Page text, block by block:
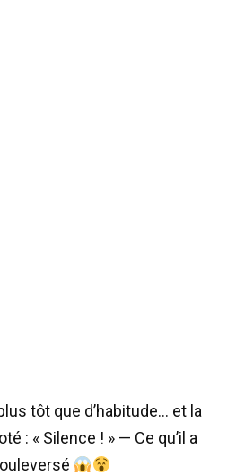
tôt que d’habitude… et la
: « Silence ! » — Ce qu’il a